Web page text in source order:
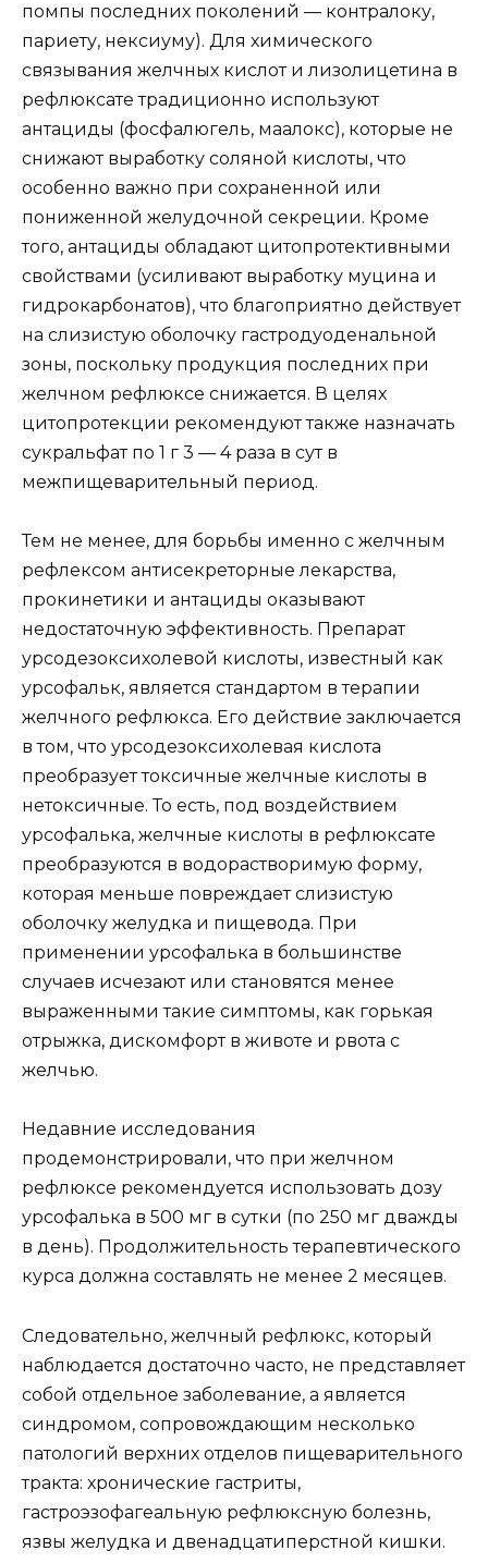
помпы последних поколений — контралоку,
париету, нексиуму). Для химического
связывания желчных кислот и лизолицетина в
рефлюксате традиционно используют
антациды (фосфалюгель, маалокс), которые не
снижают выработку соляной кислоты, что
особенно важно при сохраненной или
пониженной желудочной секреции. Кроме
того, антациды обладают цитопротективными
свойствами (усиливают выработку муцина и
гидрокарбонатов), что благоприятно действует
на слизистую оболочку гастродуоденальной
зоны, поскольку продукция последних при
желчном рефлюксе снижается. В целях
цитопротекции рекомендуют также назначать
сукральфат по 1 г 3 — 4 раза в сут в
межпищеварительный период.
Тем не менее, для борьбы именно с желчным
рефлексом антисекреторные лекарства,
прокинетики и антациды оказывают
недостаточную эффективность. Препарат
урсодезоксихолевой кислоты, известный как
урсофальк, является стандартом в терапии
желчного рефлюкса. Его действие заключается
в том, что урсодезоксихолевая кислота
преобразует токсичные желчные кислоты в
нетоксичные. То есть, под воздействием
урсофалька, желчные кислоты в рефлюксате
преобразуются в водорастворимую форму,
которая меньше повреждает слизистую
оболочку желудка и пищевода. При
применении урсофалька в большинстве
случаев исчезают или становятся менее
выраженными такие симптомы, как горькая
отрыжка, дискомфорт в животе и рвота с
желчью.
Недавние исследования
продемонстрировали, что при желчном
рефлюксе рекомендуется использовать дозу
урсофалька в 500 мг в сутки (по 250 мг дважды
в день). Продолжительность терапевтического
курса должна составлять не менее 2 месяцев.
Следовательно, желчный рефлюкс, который
наблюдается достаточно часто, не представляет
собой отдельное заболевание, а является
синдромом, сопровождающим несколько
патологий верхних отделов пищеварительного
тракта: хронические гастриты,
гастроэзофагеальную рефлюксную болезнь,
язвы желудка и двенадцатиперстной кишки.